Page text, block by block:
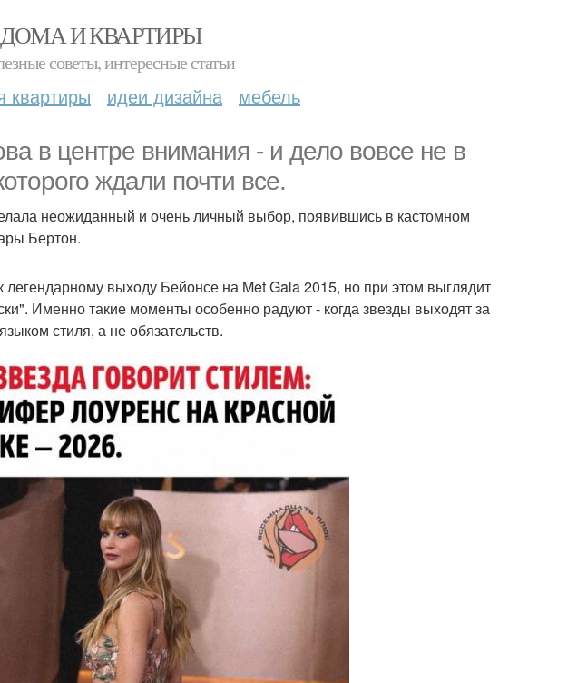
ДОМА И КВАРТИРЫ
советы, интересные статьи
квартиры идеи дизайна мебель
в центре внимания - и дело вовсе не в
ждали почти все.
неожиданный и очень личный выбор, появившись в кастомном
Бертон.
выходу Бейонсе на Met Gala 2015, но при этом выглядит
Именно такие моменты особенно радуют - когда звезды выходят за
стиля, а не обязательств.